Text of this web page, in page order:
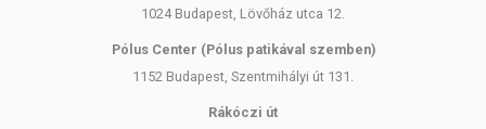
1024 Budapest, Lövőház utca 12.
Pólus Center (Pólus patikával szemben)
1152 Budapest, Szentmihályi út 131.
Rákóczi út